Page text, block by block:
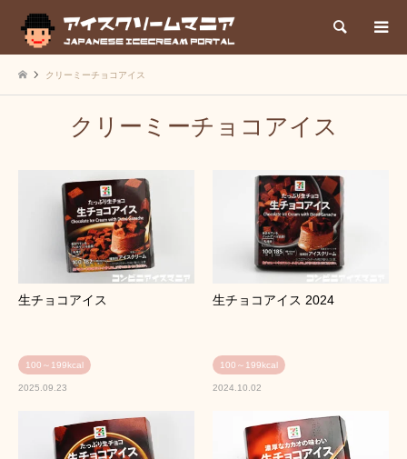
検索
クリーミーチョコアイス
クリーミーチョコアイス
生チョコアイス
100～199kcal
2025.09.23
生チョコアイス 2024
100～199kcal
2024.10.02